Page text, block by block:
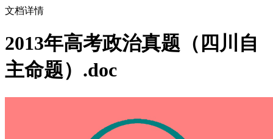
文档详情
2013年高考政治真题（四川自
主命题）.doc